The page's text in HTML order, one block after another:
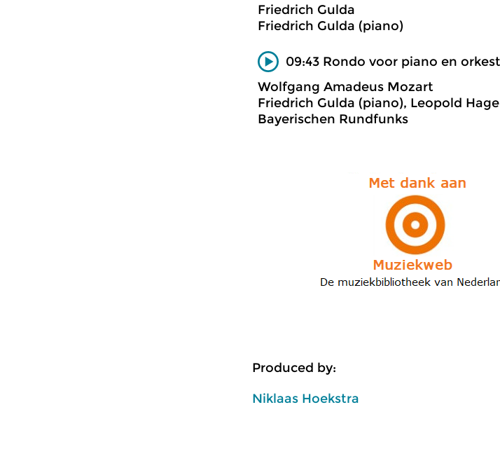
Friedrich Gulda
Friedrich Gulda (piano)
09:43 Rondo voor piano en
Wolfgang Amadeus Mozart
Friedrich Gulda (piano), Leopold
Bayerischen Rundfunks
Produced by:
Niklaas Hoekstra